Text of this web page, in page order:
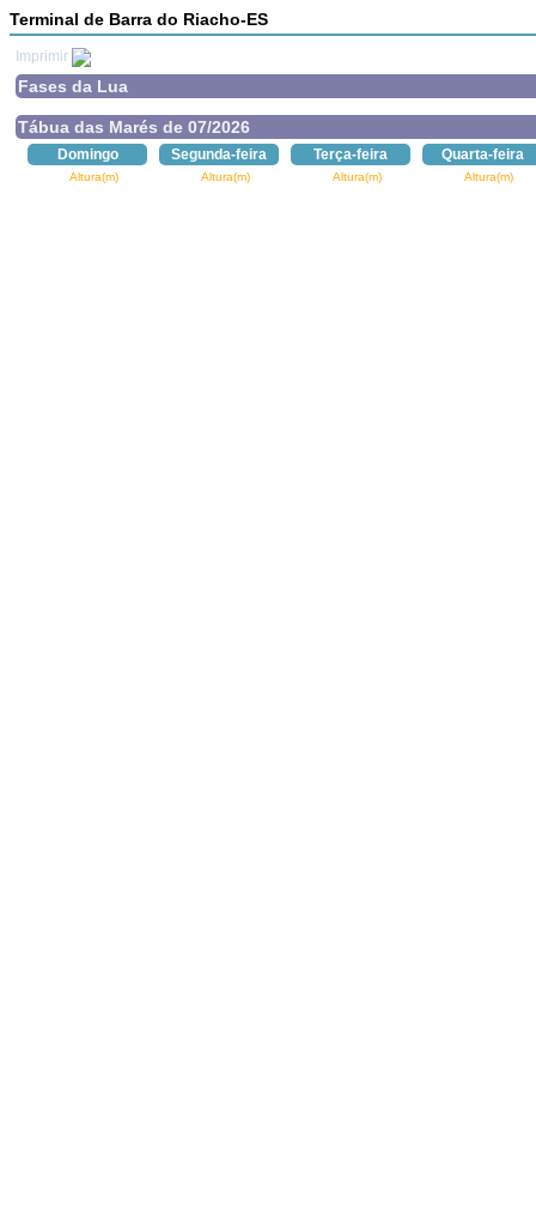
Terminal de Barra do Riacho-ES
Imprimir
Fases da Lua
Tábua das Marés de 07/2026
Domingo Segunda-feira Terça-feira Quarta-feira
Altura(m) Altura(m) Altura(m) Altura(m)